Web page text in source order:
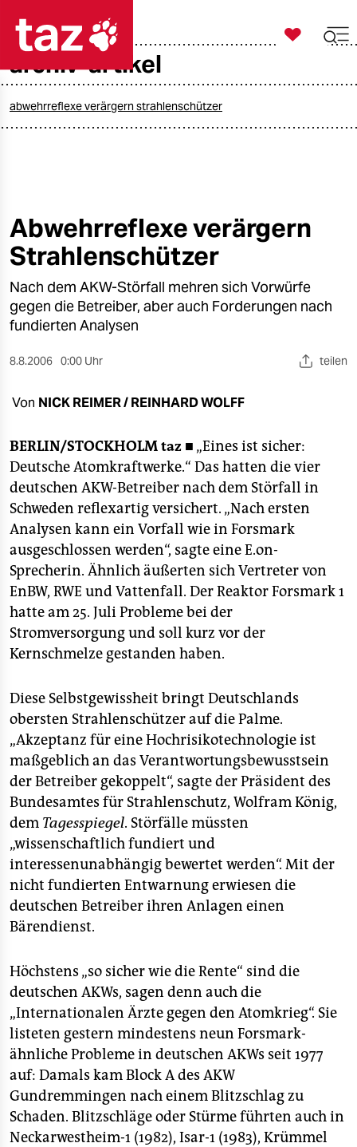
taz zahl ich
öko
gesellschaft
kultur
sport
berlin
nord
verlag
verlag
veranstaltungen
shop
fragen & hilfe
unterstützen
abo
epaper login

taz zahl ich
archiv-artikel
abwehrreflexe verärgern strahlenschützer
Abwehrreflexe verärgern
Strahlenschützer
Nach dem AKW-Störfall mehren sich Vorwürfe
gegen die Betreiber, aber auch Forderungen nach
fundierten Analysen
8.8.2006 0:00 Uhr teilen
Von NICK REIMER / REINHARD WOLFF
BERLIN/STOCKHOLMtaz ■ „Eines ist sicher:
Deutsche Atomkraftwerke.“ Das hatten die vier
deutschen AKW-Betreiber nach dem Störfall in
Schweden reflexartig versichert. „Nach ersten
Analysen kann ein Vorfall wie in Forsmark
ausgeschlossen werden“, sagte eine E.on-
Sprecherin. Ähnlich äußerten sich Vertreter von
EnBW, RWE und Vattenfall. Der Reaktor Forsmark 1
hatte am 25. Juli Probleme bei der
Stromversorgung und soll kurz vor der
Kernschmelze gestanden haben.
Diese Selbstgewissheit bringt Deutschlands
obersten Strahlenschützer auf die Palme.
„Akzeptanz für eine Hochrisikotechnologie ist
maßgeblich an das Verantwortungsbewusstsein
der Betreiber gekoppelt“, sagte der Präsident des
Bundesamtes für Strahlenschutz, Wolfram König,
dem Tagesspiegel. Störfälle müssten
„wissenschaftlich fundiert und
interessenunabhängig bewertet werden“. Mit der
nicht fundierten Entwarnung erwiesen die
deutschen Betreiber ihren Anlagen einen
Bärendienst.
Höchstens „so sicher wie die Rente“ sind die
deutschen AKWs, sagen denn auch die
„Internationalen Ärzte gegen den Atomkrieg“. Sie
listeten gestern mindestens neun Forsmark-
ähnliche Probleme in deutschen AKWs seit 1977
auf: Damals kam Block A des AKW
Gundremmingen nach einem Blitzschlag zu
Schaden. Blitzschläge oder Stürme führten auch in
Neckarwestheim-1 (1982), Isar-1 (1983), Krümmel